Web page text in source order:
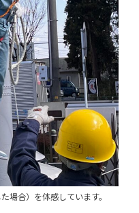
場合）を体感しています。